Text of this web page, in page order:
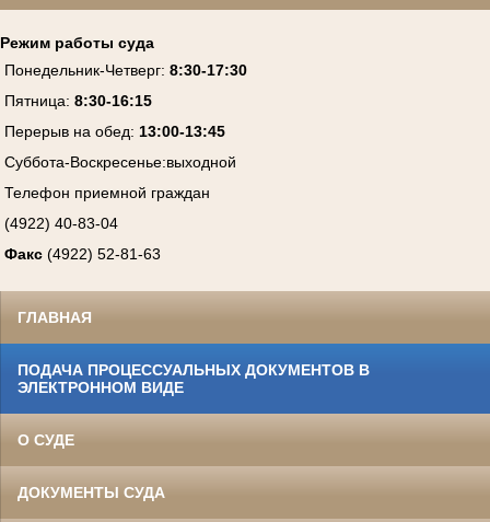
Режим работы суда
Понедельник-Четверг: 8:30-17:30
Пятница: 8:30-16:15
Перерыв на обед: 13:00-13:45
Суббота-Воскресенье:выходной
Телефон приемной граждан
(4922) 40-83-04
Факс (4922) 52-81-63
ГЛАВНАЯ
ПОДАЧА ПРОЦЕССУАЛЬНЫХ ДОКУМЕНТОВ В
ЭЛЕКТРОННОМ ВИДЕ
О СУДЕ
ДОКУМЕНТЫ СУДА